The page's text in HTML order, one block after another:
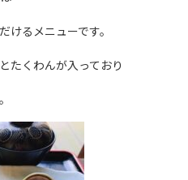
けるメニューです。
たくわんが入っており